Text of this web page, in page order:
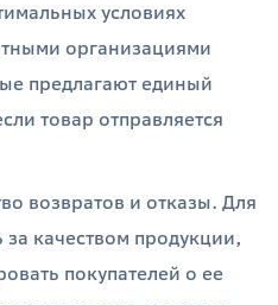
условиях
организациями
предлагают единый
товар отправляется
возвратов и отказы. Для
за качеством продукции,
покупателей о ее